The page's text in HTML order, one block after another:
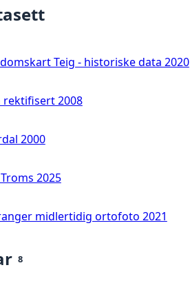
Teig - historiske data 2020
2008
2000
2025
midlertidig ortofoto 2021
8